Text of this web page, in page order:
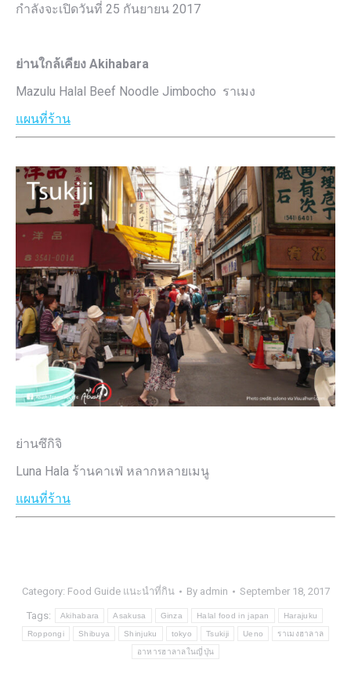
กำลังจะเปิดวันที่ 25 กันยายน 2017
ย่านใกล้เคียง Akihabara
Mazulu Halal Beef Noodle Jimbocho ราเมง
แผนที่ร้าน
ย่านซึกิจิ
Luna Hala ร้านคาเฟ่ หลากหลายเมนู
แผนที่ร้าน
Category: Food Guide แนะนำที่กิน By admin September 18, 2017
Tags: Akihabara Asakusa Ginza Halal food in japan Harajuku
Roppongi Shibuya Shinjuku tokyo Tsukiji Ueno ราเมงฮาลาล
อาหารฮาลาลในญี่ปุ่น